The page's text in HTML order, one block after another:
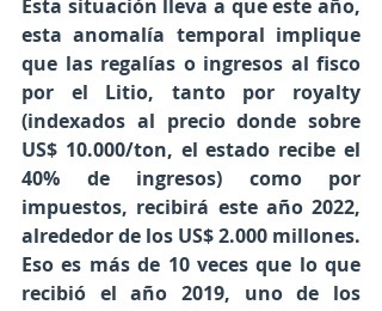
Esta situación lleva a que este año,
esta anomalía temporal implique
que las regalías o ingresos al fisco
por el Litio, tanto por royalty
(indexados al precio donde sobre
US$ 10.000/ton, el estado recibe el
40% de ingresos) como por
impuestos, recibirá este año 2022,
alrededor de los US$ 2.000 millones.
Eso es más de 10 veces que lo que
recibió el año 2019, uno de los